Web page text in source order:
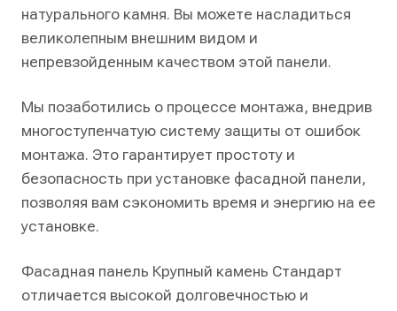
натурального камня. Вы можете насладиться
великолепным внешним видом и
непревзойденным качеством этой панели.
Мы позаботились о процессе монтажа, внедрив
многоступенчатую систему защиты от ошибок
монтажа. Это гарантирует простоту и
безопасность при установке фасадной панели,
позволяя вам сэкономить время и энергию на ее
установке.
Фасадная панель Крупный камень Стандарт
отличается высокой долговечностью и